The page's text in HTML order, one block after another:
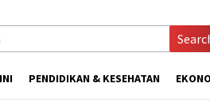
PENDIDIKAN & KESEHATAN